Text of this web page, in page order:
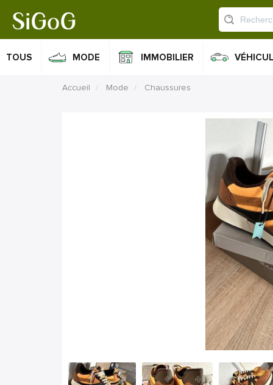
TOUS MODE IMMOBILIER
Accueil Mode Chaussures